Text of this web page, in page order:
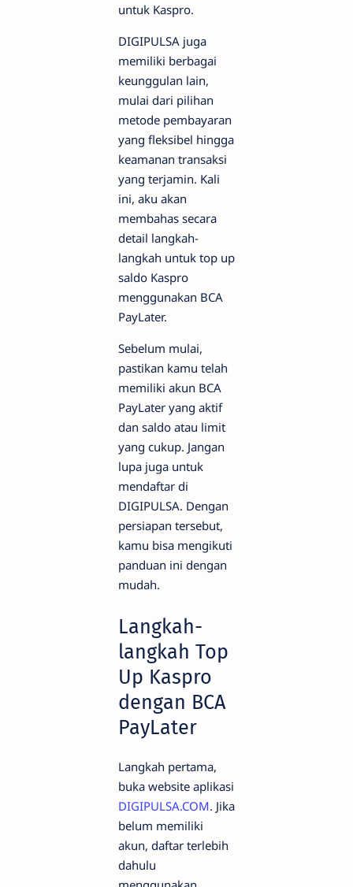
untuk Kaspro.
DIGIPULSA juga
memiliki berbagai
keunggulan lain,
mulai dari pilihan
metode pembayaran
yang fleksibel hingga
keamanan transaksi
yang terjamin. Kali
ini, aku akan
membahas secara
detail langkah-
langkah untuk top up
saldo Kaspro
menggunakan BCA
PayLater.
Sebelum mulai,
pastikan kamu telah
memiliki akun BCA
PayLater yang aktif
dan saldo atau limit
yang cukup. Jangan
lupa juga untuk
mendaftar di
DIGIPULSA. Dengan
persiapan tersebut,
kamu bisa mengikuti
panduan ini dengan
mudah.
Langkah-
langkah Top
Up Kaspro
dengan BCA
PayLater
Langkah pertama,
buka website aplikasi
DIGIPULSA.COM. Jika
belum memiliki
akun, daftar terlebih
dahulu